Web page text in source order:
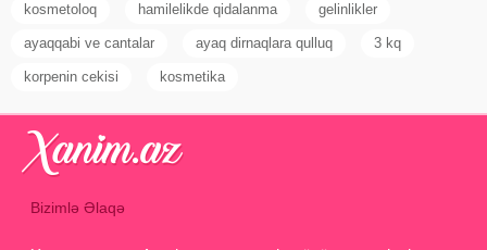
kosmetoloq hamilelikde qidalanma gelinlikler
ayaqqabi ve cantalar ayaq dirnaqlara qulluq 3 kq
korpenin cekisi kosmetika
Bizimlə Əlaqə